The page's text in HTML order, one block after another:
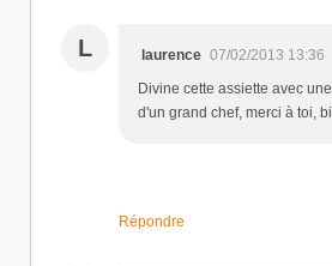
L laurence 07/02/2013 13:36
Divine cette assiette avec
d'un grand chef, merci à toi,
Répondre